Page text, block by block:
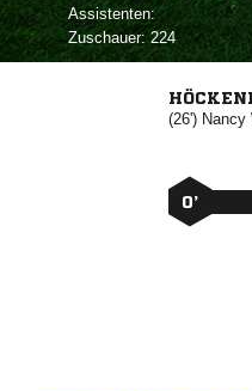
Assistenten:
Zuschauer:224
(26') 
0’